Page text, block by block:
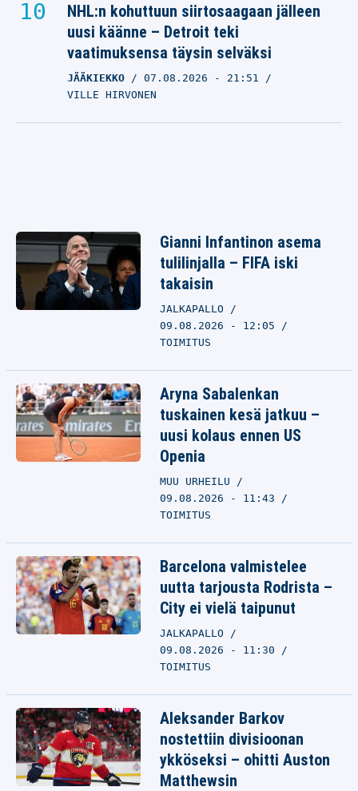
NHL:n kohuttuun siirtosaagaan jälleen
uusi käänne – Detroit teki
vaatimuksensa täysin selväksi
JÄÄKIEKKO 07.08.2026 - 21:51
VILLE HIRVONEN
Gianni Infantinon asema
tulilinjalla – FIFA iski
takaisin
JALKAPALLO
09.08.2026 - 12:05
TOIMITUS
Aryna Sabalenkan
tuskainen kesä jatkuu –
uusi kolaus ennen US
Openia
MUU URHEILU
09.08.2026 - 11:43
TOIMITUS
Barcelona valmistelee
uutta tarjousta Rodrista –
City ei vielä taipunut
JALKAPALLO
09.08.2026 - 11:30
TOIMITUS
Aleksander Barkov
nostettiin divisioonan
ykköseksi – ohitti Auston
Matthewsin